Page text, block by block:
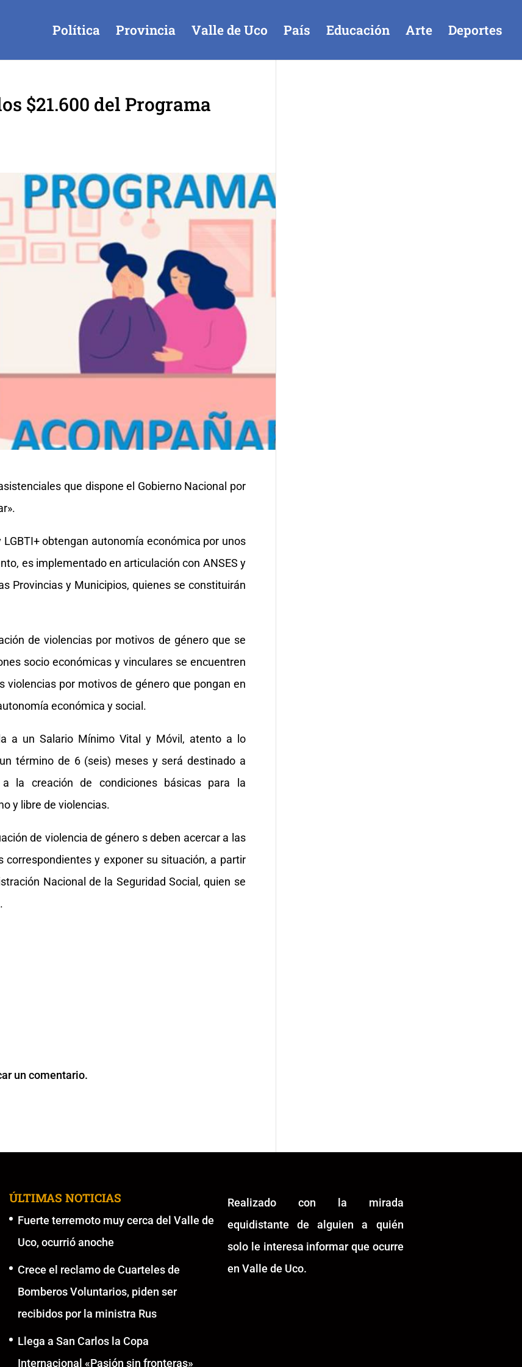
Política Provincia Valle de Uco País Educación Arte Deportes
$21.600 del Programa
que dispone el Gobierno Nacional por
obtengan autonomía económica por unos
es implementado en articulación con ANSES y
Provincias y Municipios, quienes se constituirán
de violencias por motivos de género que se
socio económicas y vinculares se encuentren
por motivos de género que pongan en
económica y social.
a un Salario Mínimo Vital y Móvil, atento a lo
término de 6 (seis) meses y será destinado a
la creación de condiciones básicas para la
y libre de violencias.
de violencia de género s deben acercar a las
correspondientes y exponer su situación, a partir
Nacional de la Seguridad Social, quien se
un comentario.
ÚLTIMAS NOTICIAS
Fuerte terremoto muy cerca del Valle de
Uco, ocurrió anoche
Crece el reclamo de Cuarteles de
Bomberos Voluntarios, piden ser
recibidos por la ministra Rus
Llega a San Carlos la Copa
Internacional «Pasión sin fronteras»
Realizado con la mirada
equidistante de alguien a quién
solo le interesa informar que ocurre
en Valle de Uco.